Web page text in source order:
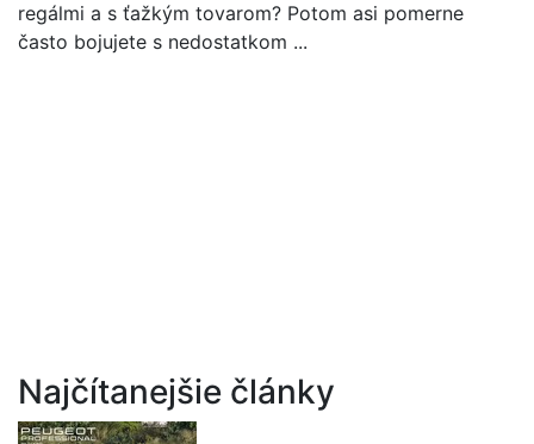
regálmi a s ťažkým tovarom? Potom asi pomerne
často bojujete s nedostatkom ...
Najčítanejšie články